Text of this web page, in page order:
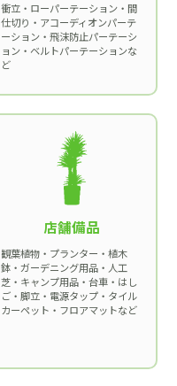
衝立・ローパーテーション・間
仕切り・アコーディオンパーテ
ーション・飛沫防止パーテーシ
ョン・ベルトパーテーションな
ど
店舗備品
観葉植物・プランター・植木
鉢・ガーデニング用品・人工
芝・キャンプ用品・台車・はし
ご・脚立・電源タップ・タイル
カーペット・フロアマットなど